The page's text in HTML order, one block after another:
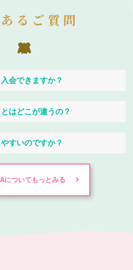
るご質問
会できますか？
はどこが違うの？
すいのですか？
についてもっとみる